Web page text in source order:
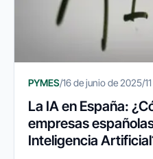
PYMES/16 de junio de 2025/
La IA en España:
empresas
Inteligencia